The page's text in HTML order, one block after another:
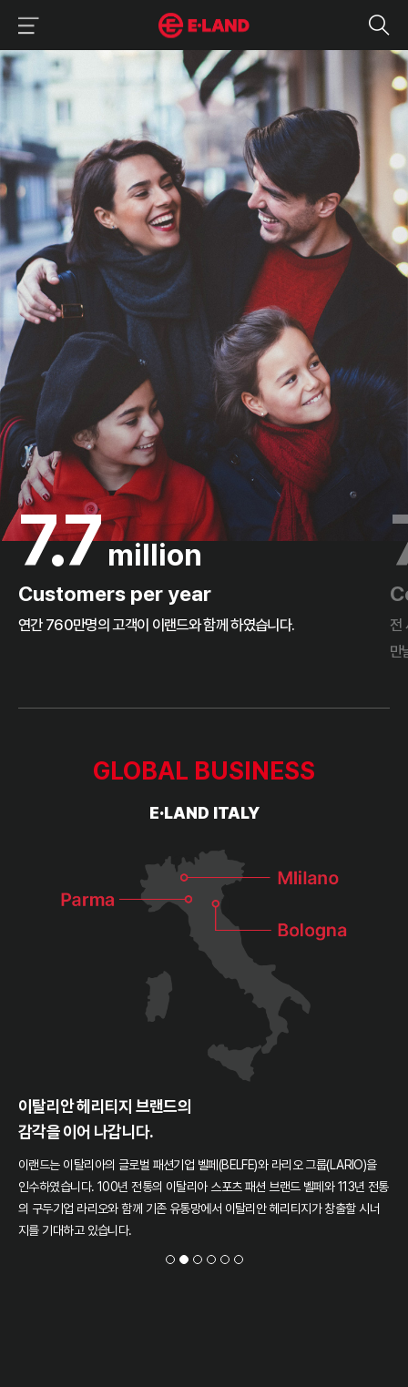
IR
7.7 million
Customers per year
연간 760만명의 고객이 이랜드와 함께 하였습니다.
전
만
Global Business
GLOBAL BUSINESS
E·LAND ITALY
이탈리안 헤리티지 브랜드의
감각을 이어 나갑니다.
이랜드는 이탈리아의 글로벌 패션기업 벨페(BELFE)와 라리오 그룹(LARIO)을
인수하였습니다. 100년 전통의 이탈리아 스포츠 패션 브랜드 벨페와 113년 전통
의 구두기업 라리오와 함께 기존 유통망에서 이탈리안 헤리티지가 창출할 시너
지를 기대하고 있습니다.